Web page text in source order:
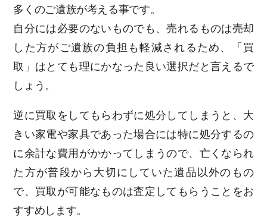
多くのご遺族が考える事です。
自分には必要のないものでも、売れるものは売却
した方がご遺族の負担も軽減されるため、「買
取」はとても理にかなった良い選択だと言えるで
しょう。
逆に買取をしてもらわずに処分してしまうと、大
きい家電や家具であった場合には特に処分するの
に余計な費用がかかってしまうので、亡くなられ
た方が普段から大切にしていた遺品以外のもの
で、買取が可能なものは査定してもらうことをお
すすめします。